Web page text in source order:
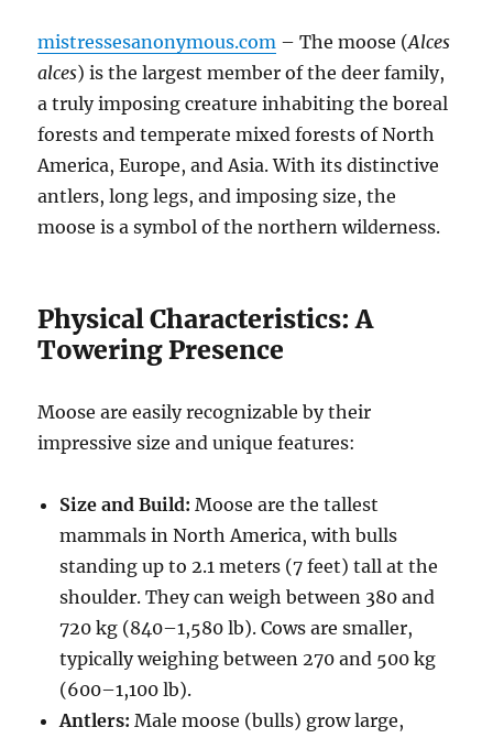
mistressesanonymous.com – The moose (Alces
alces) is the largest member of the deer family,
a truly imposing creature inhabiting the boreal
forests and temperate mixed forests of North
America, Europe, and Asia. With its distinctive
antlers, long legs, and imposing size, the
moose is a symbol of the northern wilderness.
Physical Characteristics: A
Towering Presence
Moose are easily recognizable by their
impressive size and unique features:
Size and Build: Moose are the tallest
mammals in North America, with bulls
standing up to 2.1 meters (7 feet) tall at the
shoulder. They can weigh between 380 and
720 kg (840–1,580 lb). Cows are smaller,
typically weighing between 270 and 500 kg
(600–1,100 lb).
Antlers: Male moose (bulls) grow large,